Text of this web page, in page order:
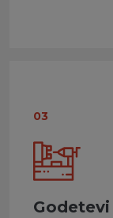
03